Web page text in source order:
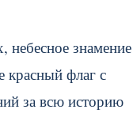
небесное знамение
флаг с
за всю историю